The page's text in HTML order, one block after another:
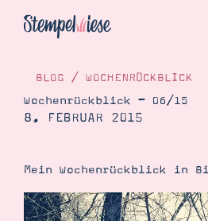
Katalog
Kontakt
BLOG / WOCHENRÜCKBLICK
Wochenrückblick – 06/15
8. FEBRUAR 2015
Mein Wochenrückblick in